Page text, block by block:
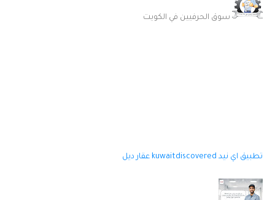
سوق الحرفيين في الكويت
تطبيق اي نيد kuwaitdiscovered عقار ديل